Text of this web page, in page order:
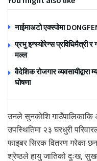
नाईमाअटो एक्स्पोमा
प्रभु इन्स्योरेन्स प्रविधिमैत्री
मल्ल
वैदेशिक रोजगार
घोषणा
उनले सुनकाेशि गाउँपालिकाकि
उपस्थितिमा २३ घरधुरी
फाइबर सिरक वितरण गरेका
श्रेष्ठले हायु जातिको दुःख,